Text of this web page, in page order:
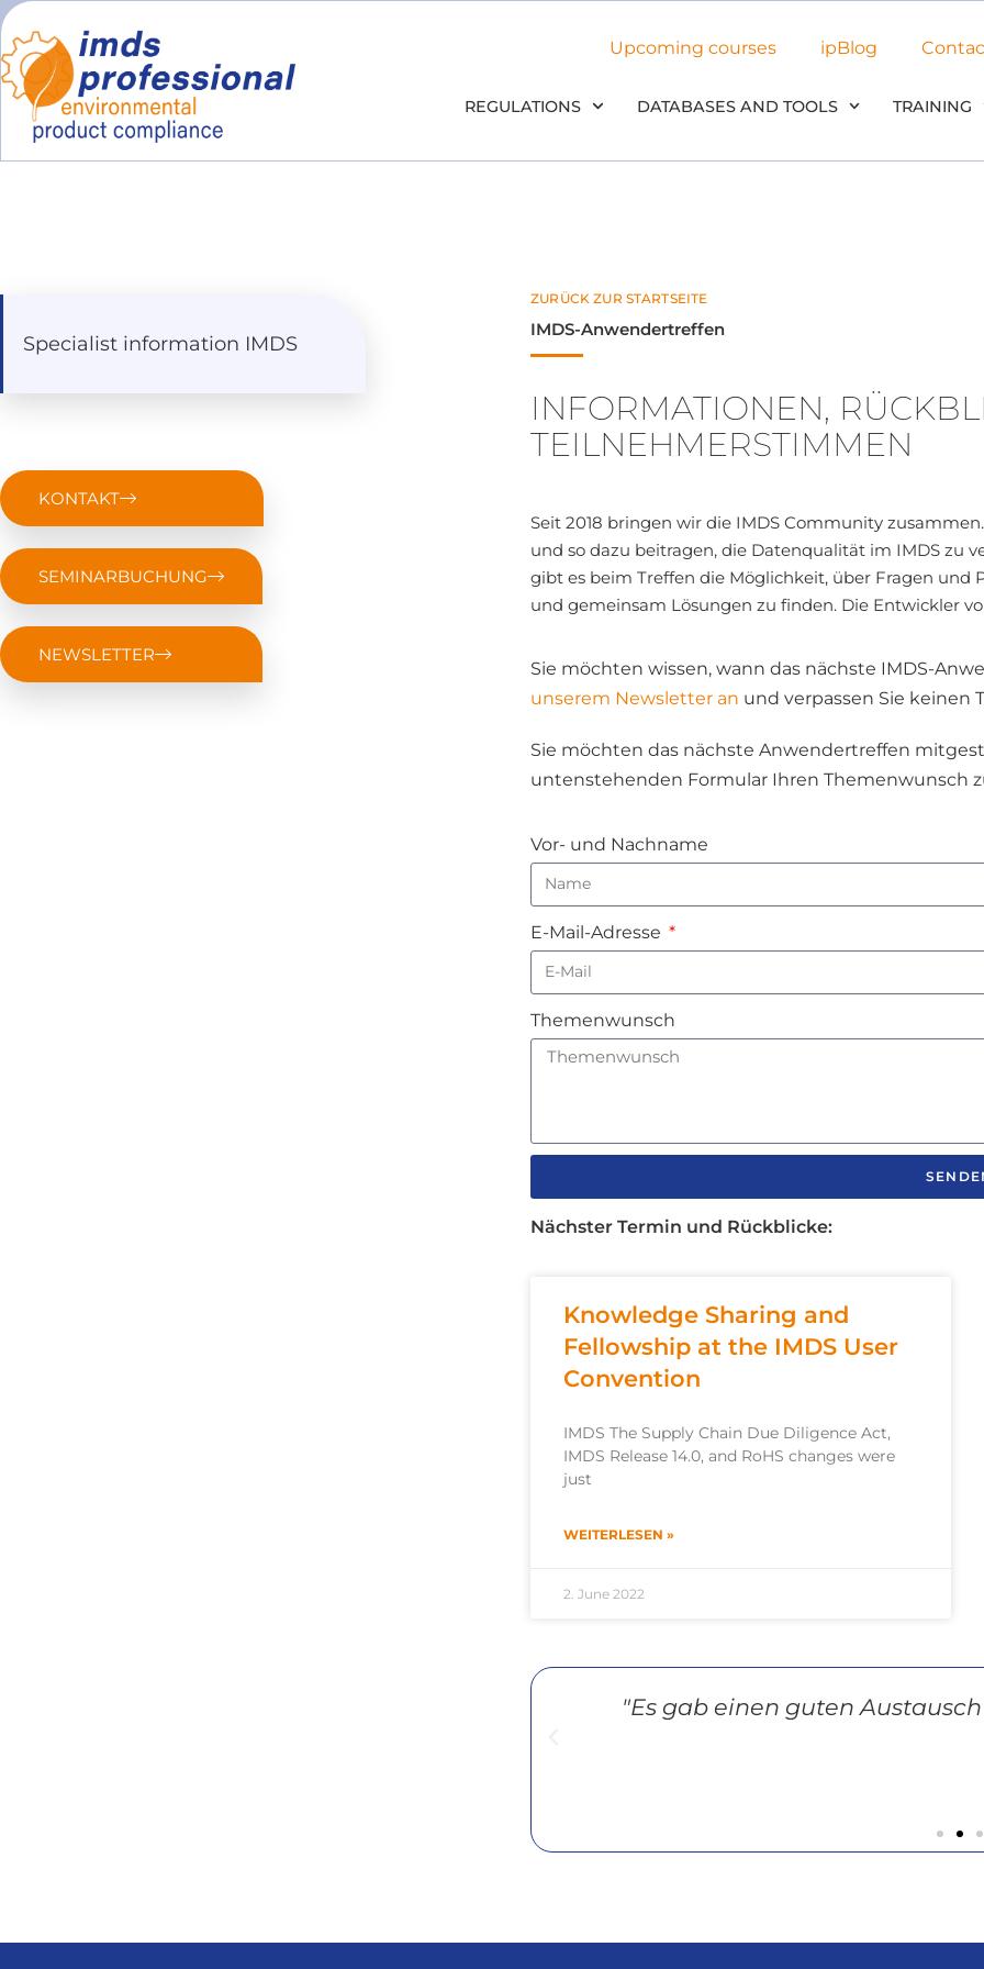
Upcoming courses ipBlog
REGULATIONS DATABASES AND TOOLS TRAINING
Specialist information IMDS
KONTAKT
SEMINARBUCHUNG
NEWSLETTER
ZURÜCK ZUR STARTSEITE
IMDS-Anwendertreffen
INFORMATIONEN,
TEILNEHMERSTIMMEN
Seit 2018 bringen wir die IMDS Community
und so dazu beitragen, die Datenqualität im IMDS zu
gibt es beim Treffen die Möglichkeit, über Fragen und
und gemeinsam Lösungen zu finden. Die Entwickler
Sie möchten wissen, wann das nächste IMDS-
unserem Newsletter an und verpassen Sie keinen
Sie möchten das nächste Anwendertreffen
untenstehenden Formular Ihren Themenwunsch
Vor- und Nachname
E-Mail-Adresse
Themenwunsch
Nächster Termin und Rückblicke:
Knowledge Sharing and
Fellowship at the IMDS User
Convention
IMDS The Supply Chain Due Diligence Act,
IMDS Release 14.0, and RoHS changes were
just
WEITERLESEN »
2. June 2022
"Es gab einen guten